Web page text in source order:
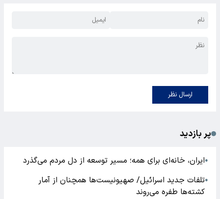
ارسال نظر
پر بازدید
●ایران، خانه‌ای برای همه؛ مسیر توسعه از دل مردم می‌گذرد
●تلفات جدید اسرائیل/ صهیونیست‌ها همچنان از آمار
کشته‌ها طفره می‌روند